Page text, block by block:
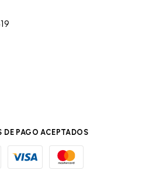
DE PAGO ACEPTADOS